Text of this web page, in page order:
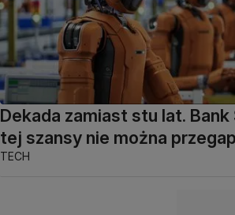
Dekada zamiast stu lat.
tej szansy nie można
TECH